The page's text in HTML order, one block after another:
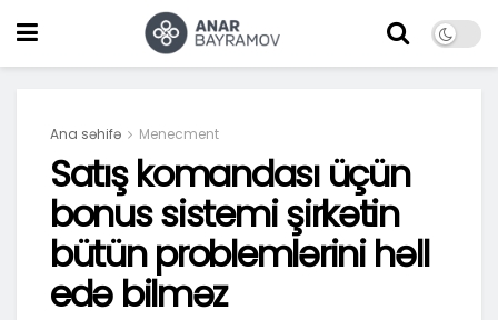
Ana səhifə Menecment
Satış komandası üçün
bonus sistemi şirkətin
bütün problemlərini həll
edə bilməz